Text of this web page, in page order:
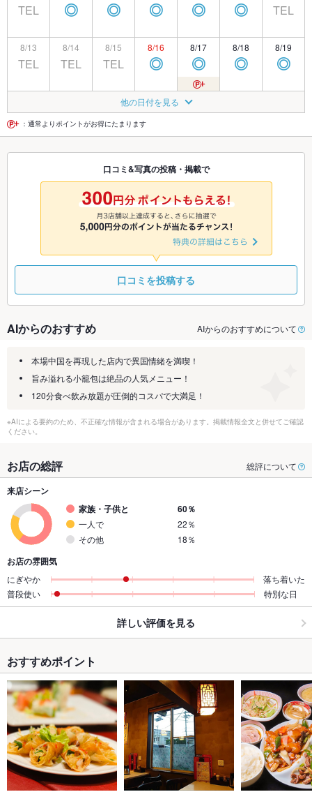
TEL ◎ ◎ ◎ ◎ ◎ TEL
8/13
TEL
8/14
TEL
8/15
TEL
8/16
◎
8/17
◎
8/18
◎
8/19
◎
◎ ◎
8/22
◎
8/23
◎
8/24
◎ ◎ ◎
8/27 8/28 8/29
◎
8/30
◎
8/31
◎
9/1 9/2
9/5
◎
9/6
◎
9/7
◎
他の日付を見る
：通常よりポイントがお得にたまります
口コミ&写真の投稿・掲載で
口コミを投稿する
AIからのおすすめ AIからのおすすめについて
本場中国を再現した店内で異国情緒を満喫！
旨み溢れる小籠包は絶品の人気メニュー！
120分食べ飲み放題が圧倒的コスパで大満足！
※AIによる要約のため、不正確な情報が含まれる場合があります。掲載情報全文と併せてご確認
ください。
お店の総評 総評について
来店シーン
家族・子供と
60％
一人で
22％
その他
18％
お店の雰囲気
にぎやか
落ち着いた
普段使い
特別な日
詳しい評価を見る
おすすめポイント